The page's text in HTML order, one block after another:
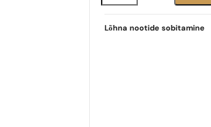
kogus
Lõhna nootide sobitamine